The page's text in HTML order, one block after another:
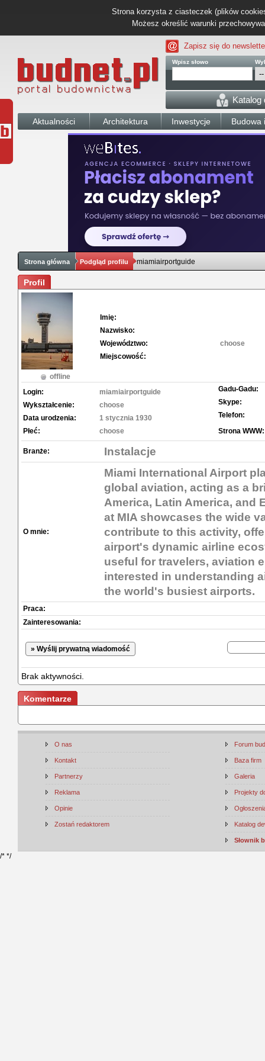
Strona korzysta z ciasteczek (plików
Możesz określić warunki
Zapisz się do
Wpisz słowo
Katalog
Aktualności Architektura Inwestycje Budowa
Strona główna Podgląd profilu miamiairportguide
Profil
offline
Imię:
Nazwisko:
Województwo:
choose
Miejscowość:
Login:
miamiairportguide
Wykształcenie:
choose
Data urodzenia:
1 stycznia 1930
Płeć:
choose
Gadu-Gadu:
Skype:
Telefon:
Strona WWW:
Branże: Instalacje
O mnie:
Miami International Airport
global aviation, acting as a
America, Latin America, and
at MIA showcases the wide
contribute to this activity,
airport's dynamic airline
useful for travelers, aviation
interested in understanding
the world's busiest airports.
Praca:
Zainteresowania:
» Wyślij prywatną wiadomość
Brak aktywności.
Komentarze
O nas
Kontakt
Partnerzy
Reklama
Opinie
Zostań redaktorem
Forum
Baza firm
Galeria
Projekty
Katalog
Słownik
/* */